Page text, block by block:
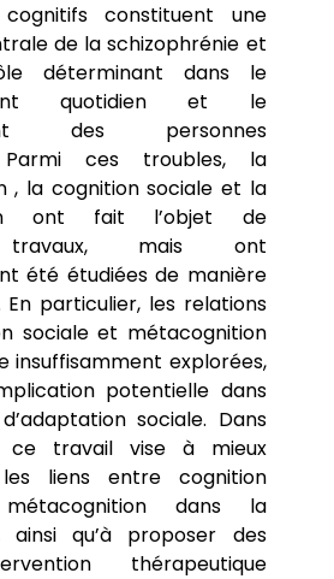
constituent une
de la schizophrénie et
déterminant dans le
quotidien et le
des personnes
Parmi ces troubles, la
, la cognition sociale et la
ont fait l’objet de
travaux, mais ont
été étudiées de manière
En particulier, les relations
sociale et métacognition
insuffisamment explorées,
potentielle dans
sociale. Dans
ce travail vise à mieux
liens entre cognition
dans la
ainsi qu’à proposer des
thérapeutique